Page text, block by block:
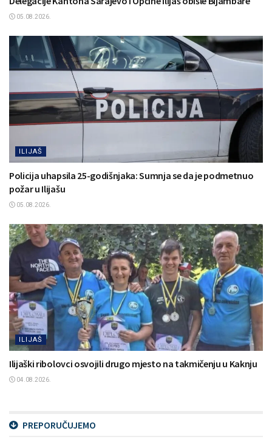
05.08.2026.
ILIJAŠ
Policija uhapsila 25-godišnjaka: Sumnja se da je podmetnuo
požar u Ilijašu
05.08.2026.
ILIJAŠ
Ilijaški ribolovci osvojili drugo mjesto na takmičenju u Kaknju
04.08.2026.
PREPORUČUJEMO